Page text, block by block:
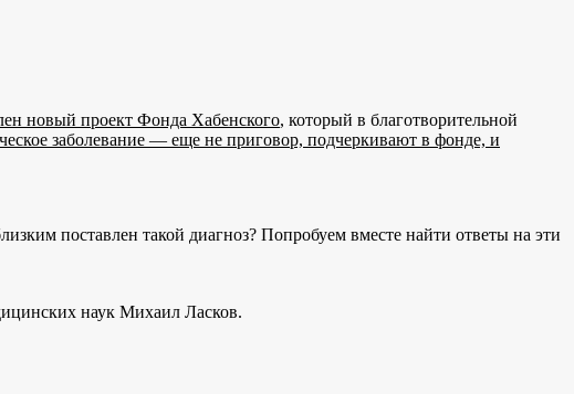
новый проект Фонда Хабенского, который в благотворительной
заболевание — еще не приговор, подчеркивают в фонде, и
поставлен такой диагноз? Попробуем вместе найти ответы на эти
наук Михаил Ласков.